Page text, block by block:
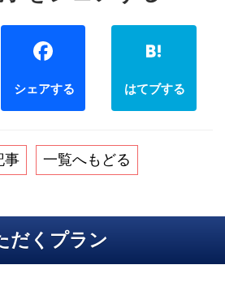
Twitter
事 一覧へもどる
だくプラン